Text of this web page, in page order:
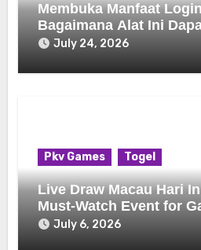
Membuka Manfaat
Bagaimana Alat Ini
Pengalaman Bermain
July 24, 2026
Pkv Games Togel
Live Draw Macau Hari
Must-Watch Event for
July 6, 2026